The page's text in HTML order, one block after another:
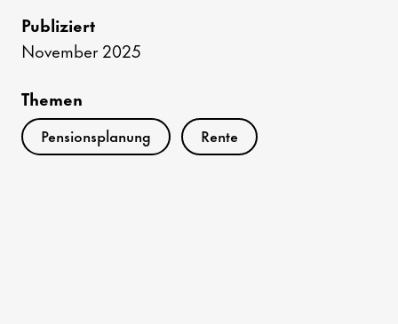
Publiziert
November 2025
Themen
Pensionsplanung Rente